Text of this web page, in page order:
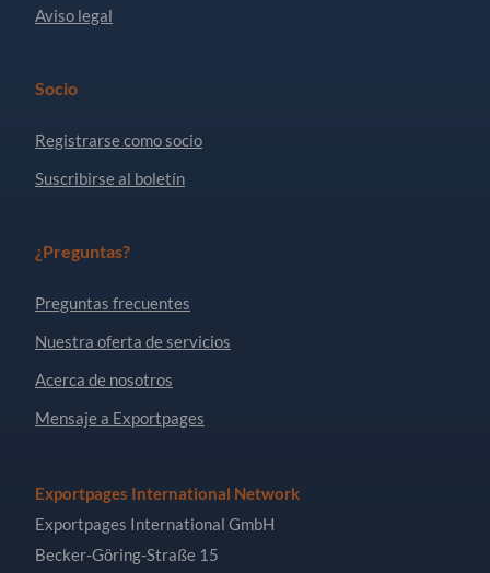
Aviso legal
Socio
Registrarse como socio
Suscribirse al boletín
¿Preguntas?
Preguntas frecuentes
Nuestra oferta de servicios
Acerca de nosotros
Mensaje a Exportpages
Exportpages International Network
Exportpages International GmbH
Becker-Göring-Straße 15